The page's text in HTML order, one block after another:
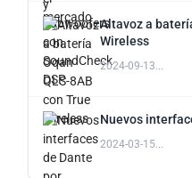
Altavoz a
Wireless
2024-09-13...
Nuevos
2024-03-15...